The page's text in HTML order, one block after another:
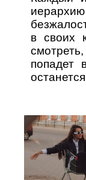
в своих
попадет